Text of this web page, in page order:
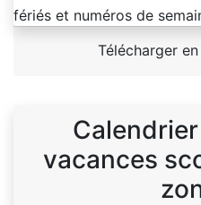
Télécharger en
vacances